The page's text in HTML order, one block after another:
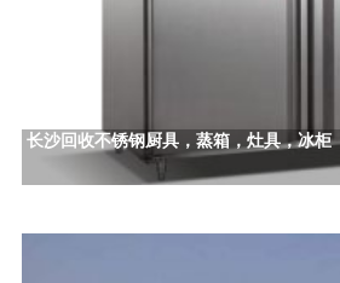
长沙回收不锈钢厨具，蒸箱，灶具，冰柜